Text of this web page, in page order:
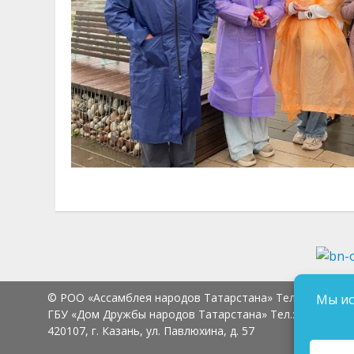
© РОО «Ассамблея народов Татарстана» Тел.: 8 (843)
ГБУ «Дом Дружбы народов Татарстана» Тел.:
420107, г. Казань, ул. Павлюхина, д. 57
Мы